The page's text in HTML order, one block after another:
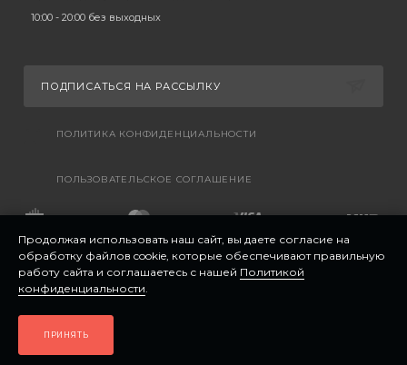
10:00 - 20:00 без выходных
ПОДПИСАТЬСЯ НА РАССЫЛКУ
ПОЛИТИКА КОНФИДЕНЦИАЛЬНОСТИ
ПОЛЬЗОВАТЕЛЬСКОЕ СОГЛАШЕНИЕ
Продолжая использовать наш сайт, вы даете согласие на
обработку файлов cookie, которые обеспечивают правильную
работу сайта и соглашаетесь с нашей Политикой
конфиденциальности.
ПРИНЯТЬ